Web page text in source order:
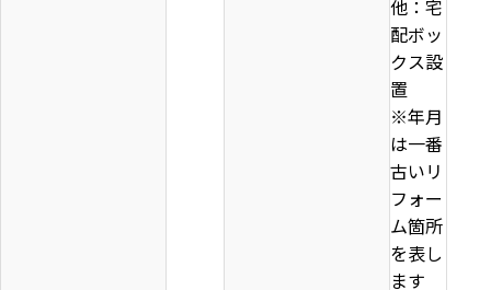
他：宅
配ボッ
クス設
置
※年月
は一番
古いリ
フォー
ム箇所
を表し
ます